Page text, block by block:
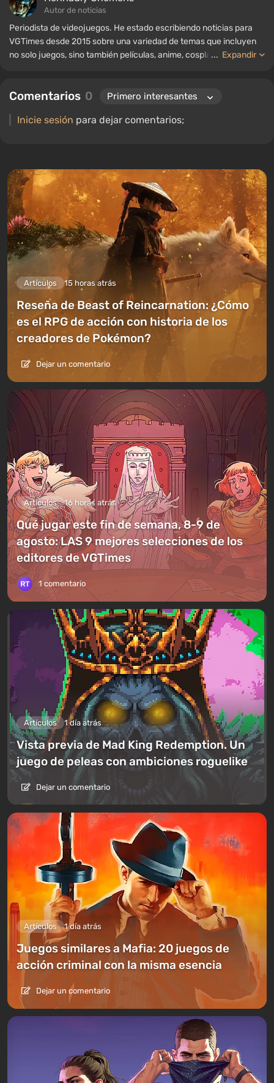
Autor de noticias
Periodista de videojuegos. He estado escribiendo noticias para
VGTimes desde 2015 sobre una variedad de temas que incluyen
no solo juegos, sino también películas, anime, cosplay, tecnología
compilaciones y otros artículos relacionados con los videojuegos.
carteles, consolas antiguas y más. Tengo un gran interés en los
... Expandir
Comentarios 0
Inicie sesión para dejar comentarios;
Artículos 15 horas atrás
Reseña de Beast of Reincarnation: ¿Cómo
es el RPG de acción con historia de los
creadores de Pokémon?
Dejar un comentario
Artículos 16 horas atrás
Qué jugar este fin de semana, 8-9 de
agosto: LAS 9 mejores selecciones de los
editores de VGTimes
1 comentario
Artículos 1 día atrás
Vista previa de Mad King Redemption. Un
juego de peleas con ambiciones roguelike
Dejar un comentario
Artículos 1 día atrás
Juegos similares a Mafia: 20 juegos de
acción criminal con la misma esencia
Dejar un comentario